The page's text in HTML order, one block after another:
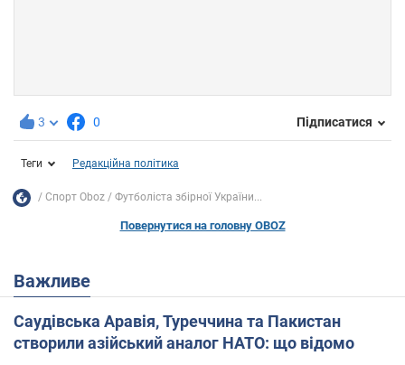
3 0 Підписатися
Теги Редакційна політика
Спорт Oboz Футболіста збірної України...
Повернутися на головну OBOZ
Важливе
Саудівська Аравія, Туреччина та Пакистан
створили азійський аналог НАТО: що відомо